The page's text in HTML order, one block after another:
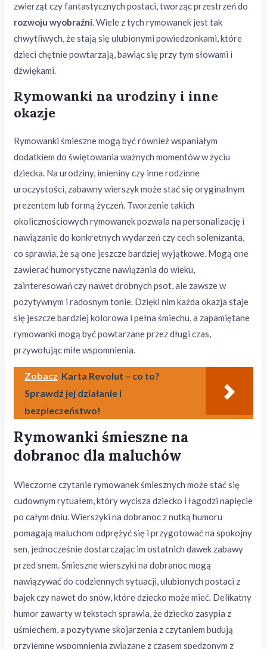
zwierząt czy fantastycznych postaci, tworząc przestrzeń do
rozwoju wyobraźni. Wiele z tych rymowanek jest tak
chwytliwych, że stają się ulubionymi powiedzonkami, które
dzieci chętnie powtarzają, bawiąc się przy tym słowami i
dźwiękami.
Rymowanki na urodziny i inne
okazje
Rymowanki śmieszne mogą być również wspaniałym
dodatkiem do świętowania ważnych momentów w życiu
dziecka. Na urodziny, imieniny czy inne rodzinne
uroczystości, zabawny wierszyk może stać się oryginalnym
prezentem lub formą życzeń. Tworzenie takich
okolicznościowych rymowanek pozwala na personalizację i
nawiązanie do konkretnych wydarzeń czy cech solenizanta,
co sprawia, że są one jeszcze bardziej wyjątkowe. Mogą one
zawierać humorystyczne nawiązania do wieku,
zainteresowań czy nawet drobnych psot, ale zawsze w
pozytywnym i radosnym tonie. Dzięki nim każda okazja staje
się jeszcze bardziej kolorowa i pełna śmiechu, a zapamiętane
rymowanki mogą być powtarzane przez długi czas,
przywołując miłe wspomnienia.
Zobacz Karta Revolut – co to?
Sprawdź jej działanie i
bezpieczeństwo!
Rymowanki śmieszne na
dobranoc dla maluchów
Wieczorne czytanie rymowanek śmiesznych może stać się
cudownym rytuałem, który wycisza dziecko i łagodzi napięcie
po całym dniu. Wierszyki na dobranoc z nutką humoru
pomagają maluchom odprężyć się i przygotować na spokojny
sen, jednocześnie dostarczając im ostatnich dawek zabawy
przed snem. Śmieszne wierszyki na dobranoc mogą
nawiązywać do codziennych sytuacji, ulubionych postaci z
bajek czy nawet do snów, które dziecko może mieć. Delikatny
humor zawarty w tekstach sprawia, że dziecko zasypia z
uśmiechem, a pozytywne skojarzenia z czytaniem budują
przyjemne wspomnienia związane z czasem spędzonym z